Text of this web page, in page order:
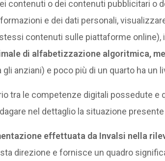
contenuti o dei contenuti pubblicitari o
e dei dati personali,
contenuti sulle piattaforme online),
di alfabetizzazione algoritmica,
gli anziani) e poco più di un quarto ha un
tra le competenze digitali possedute e
nel dettaglio la situazione
effettuata da Invalsi nella
direzione e fornisce un quadro